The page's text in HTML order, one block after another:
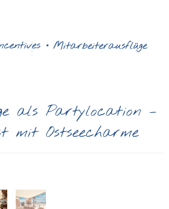
als Partylocation –
mit Ostseecharme